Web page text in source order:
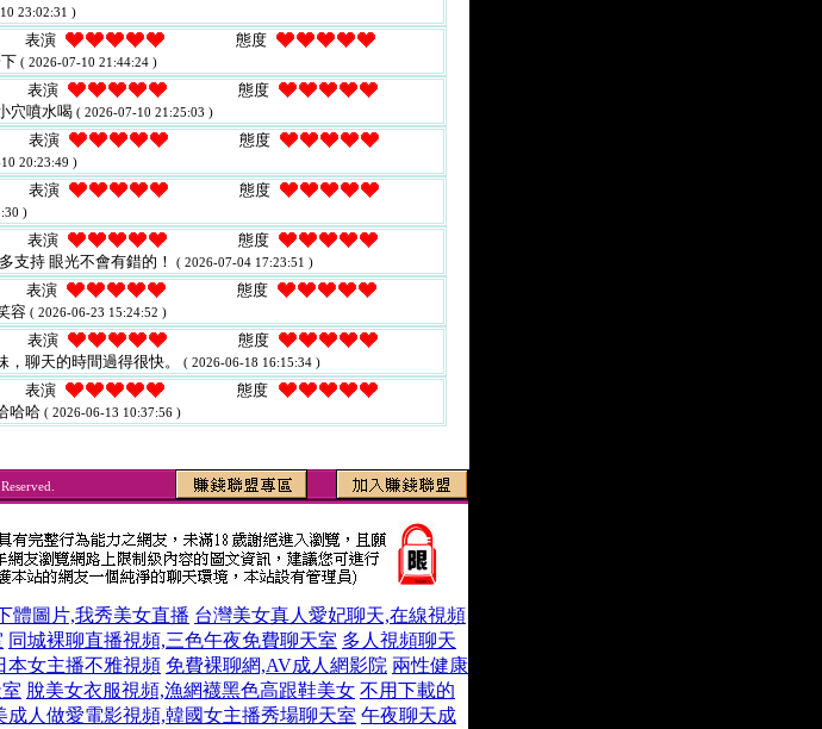
23:02:31 )
表演
態度
( 2026-07-10 21:44:24 )
表演
態度
穴噴水喝 ( 2026-07-10 21:25:03 )
表演
態度
20:23:49 )
表演
態度
)
表演
態度
支持 眼光不會有錯的！ ( 2026-07-04 17:23:51 )
表演
態度
容 ( 2026-06-23 15:24:52 )
表演
態度
，聊天的時間過得很快。 ( 2026-06-18 16:15:34 )
表演
態度
哈哈 ( 2026-06-13 10:37:56 )
體圖片,我秀美女直播 台灣美女真人愛妃聊天,在線視頻
同城裸聊直播視頻,三色午夜免費聊天室 多人視頻聊天
本女主播不雅視頻 免費裸聊網,AV成人網影院 兩性健康
脫美女衣服視頻,漁網襪黑色高跟鞋美女 不用下載的
成人做愛電影視頻,韓國女主播秀場聊天室 午夜聊天成